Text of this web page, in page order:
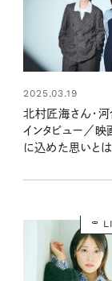
2025.03.19
北村匠海さん・
インタビュー／映
に込めた思いとは